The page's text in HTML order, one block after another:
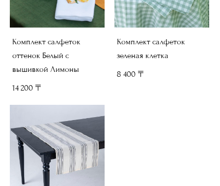
Комплект салфеток
оттенок Белый с
вышивкой Лимоны
14 200 〒
Комплект салфеток
зеленая клетка
8 400 〒